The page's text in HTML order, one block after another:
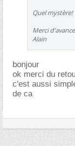
Quel mystère!
Merci
Alain
bonjour
ok merci du
c'est aussi
de ca